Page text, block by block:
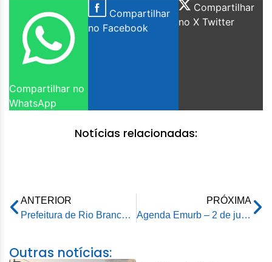
Compartilhar no
WhatsApp
Compartilhar
no Facebook
Compartilhar
no X Twitter
Notícias relacionadas:
ANTERIOR
Prefeitura de Rio Branco fortalece parceria com Ministério Público para ampliar ações voltadas à população em situação de rua
PRÓXIMA
Agenda Emurb – 2 de junho de 2026
Outras notícias: